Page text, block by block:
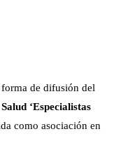
forma de difusión del
‘Especialistas
como asociación en